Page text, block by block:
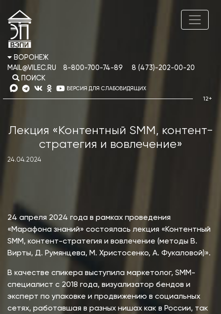
ВОРОНЕЖ
MAIL@VILEC.RU
8-800-700-74-89
8 (473)-202-00-20
ПОИСК
ВЕРСИЯ ДЛЯ СЛАБОВИДЯЩИХ
Лекция «Контентный SMM, контент-
стратегия и вовлечение»
24.04.2024
24 апреля 2024 года в рамках проведения
«Марафона знаний» состоялась лекция «Контентный
SMM, контент-стратегия и вовлечение (методы В.
Вирты, Д. Румянцева, М. Христосенко, А. Фукаловой)».
В качестве спикера выступила маркетолог, SMM-
специалист с 2018 года, визуализатор бендов и
эксперт по упаковке и продвижению в социальных
сетях, работавшая в разных нишах как в России, так